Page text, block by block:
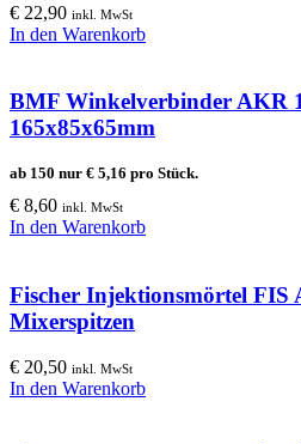
€ 22,90 inkl. MwSt
In den Warenkorb
BMF Winkelverbinder AKR
165x85x65mm
ab 150 nur € 5,16 pro Stück.
€ 8,60 inkl. MwSt
In den Warenkorb
Fischer Injektionsmörtel FIS
Mixerspitzen
€ 20,50 inkl. MwSt
In den Warenkorb